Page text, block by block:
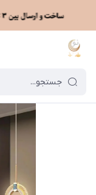
ماه نو / فهرست محصولات